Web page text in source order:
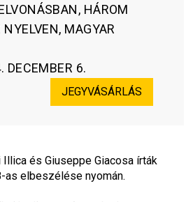
HÁROM
MAGYAR
DECEMBER 6.
JEGYVÁSÁRLÁS
és Giuseppe Giacosa írták
as elbeszélése nyomán.